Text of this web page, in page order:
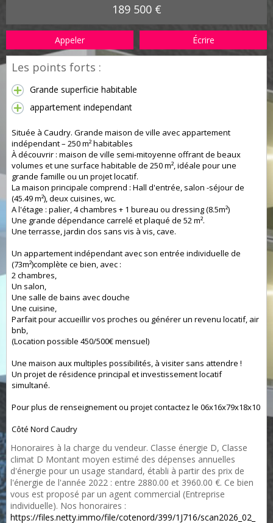
189 500 €
Appeler Écrire
Les points forts :
Grande superficie habitable
appartement independant
Située à Caudry. Grande maison de ville avec appartement
indépendant – 250 m² habitables
À découvrir : maison de ville semi-mitoyenne offrant de beaux
volumes et une surface habitable de 250 m², idéale pour une
grande famille ou un projet locatif.
La maison principale comprend : Hall d'entrée, salon -séjour de
(45.49 m²), deux cuisines, wc.
A l'étage : palier, 4 chambres + 1 bureau ou dressing (8.5m²)
Une grande dépendance carrelé et plaqué de 52 m².
Une terrasse, jardin clos sans vis à vis, cave.
Un appartement indépendant avec son entrée individuelle de
(73m²)complète ce bien, avec :
2 chambres,
Un salon,
Une salle de bains avec douche
Une cuisine,
Parfait pour accueillir vos proches ou générer un revenu locatif, air
bnb,
(Location possible 450/500€ mensuel)
Une maison aux multiples possibilités, à visiter sans attendre !
Un projet de résidence principal et investissement locatif
simultané.
Pour plus de renseignement ou projet contactez le 06x16x79x18x10
Côté Nord Caudry
Honoraires à la charge du vendeur. Classe énergie D, Classe
climat D Montant moyen estimé des dépenses annuelles
d'énergie pour un usage standard, établi à partir des prix de
l'énergie de l'année 2022 : entre 2880.00 et 3960.00 €. Ce bien
vous est proposé par un agent commercial (Entreprise
individuelle). Nos honoraires :
https://files.netty.immo/file/cotenord/399/1J716/scan2026_02_